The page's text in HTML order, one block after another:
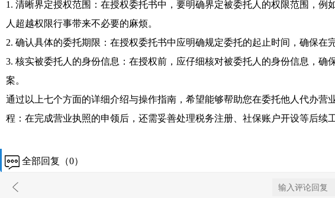
1. 清晰界定授权范围：在授权委托书中，要明确界定被委托人的权限范围，
人超越权限行事带来不必要的麻烦。
2. 确认具体的委托期限：在授权委托书中应明确规定委托的起止时间，确保
3. 核实被委托人的身份信息：在授权前，应仔细核对被委托人的身份信息，
案。
通过以上七个方面的详细介绍与操作指南，希望能够帮助您在委托他人代办营
程：在完成营业执照的申领后，还需妥善处理税务注册、社保账户开设等后续
全部回复（0）